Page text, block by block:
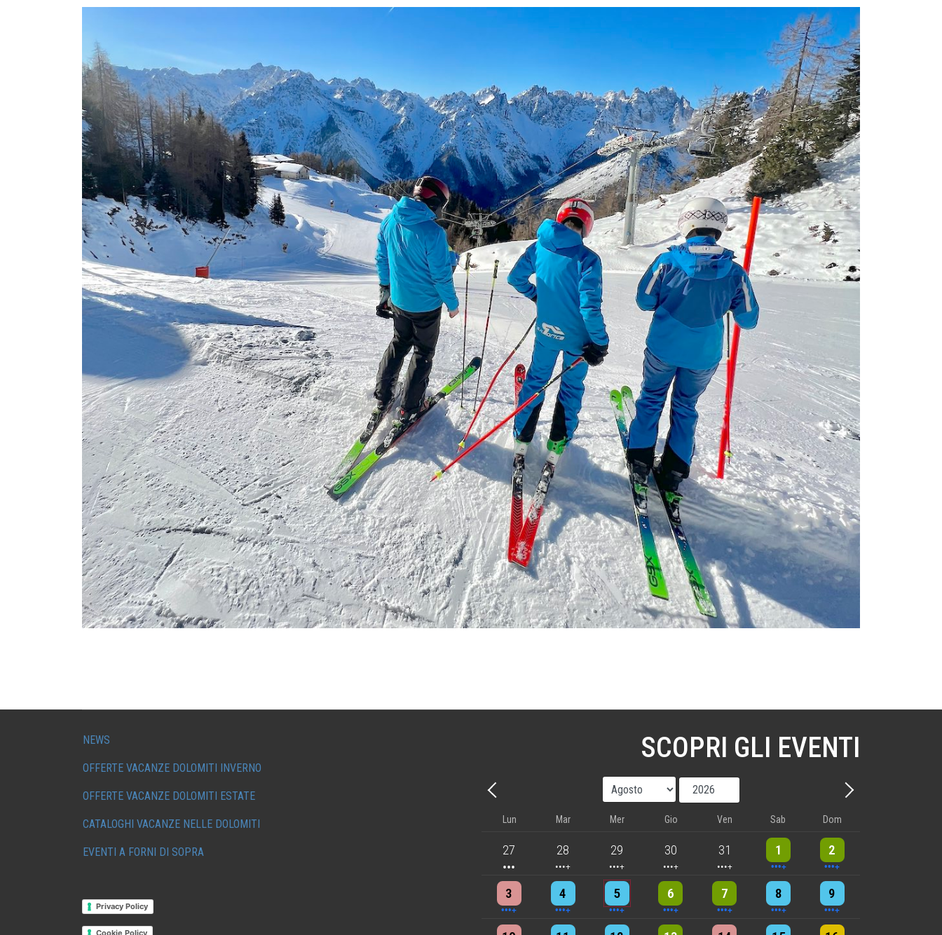
NEWS
OFFERTE VACANZE DOLOMITI INVERNO
OFFERTE VACANZE DOLOMITI ESTATE
CATALOGHI VACANZE NELLE DOLOMITI
EVENTI A FORNI DI SOPRA
Privacy Policy
Cookie Policy
SCOPRI GLI EVENTI
Precedente - Mese
Anno
Avanti - Mese
Lun Mar Mer Gio Ven Sab Dom
27
3 events 28
4 events 29
5 events 30
5 events 31
5 events 1
10 events 2
8 events
3
4 events 4
4 events 5
7 events 6
6 events 7
5 events 8
7 events 9
8 events
6 events 7 events 7 events 9 events 3 events 5 events 4 events